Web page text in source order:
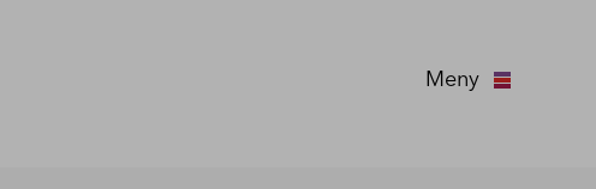
Meny